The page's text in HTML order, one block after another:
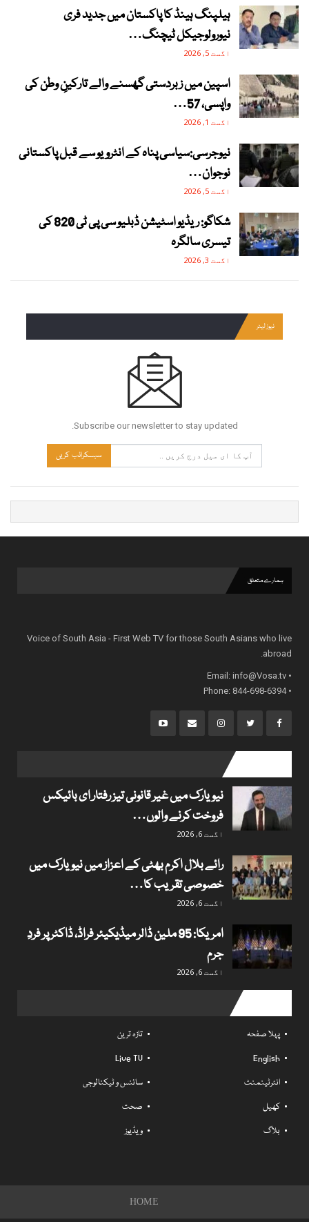
ہیلپنگ ہینڈ کا پاکستان میں جدید فری
نیورولوجیکل ٹیچنگ…
اگست 5, 2026
اسپین میں زبردستی گھسنے والے تارکینِ وطن کی
واپسی، 57…
اگست 1, 2026
نیوجرسی:سیاسی پناہ کے انٹرویو سے قبل پاکستانی
نوجوان…
اگست 5, 2026
شکاگو: ریڈیو اسٹیشن ڈبلیو سی پی ٹی 820 کی
تیسری سالگرہ
اگست 3, 2026
نیوز لیٹر
Subscribe our newsletter to stay updated.
سبسکرائب کریں
ہمارے متعلق
Voice of South Asia - First Web TV for those South Asians who live
abroad.
• Email:
info@Vosa.tv
• Phone: 844-698-6394
نیویارک میں غیر قانونی تیز رفتار ای بائیکس
فروخت کرنے والوں…
اگست 6, 2026
رائے بلال اکرم بھٹی کے اعزاز میں نیویارک میں
خصوصی تقریب کا…
اگست 6, 2026
امریکا: 95 ملین ڈالر میڈیکیئر فراڈ، ڈاکٹر پر فردِ
جرم
اگست 6, 2026
پہلا صفحہ
تازہ ترین
English
Live TV
انٹرٹینمنٹ
سائنس و ٹیکنالوجی
کھیل
صحت
بلاگ
ویڈیوز
HOME